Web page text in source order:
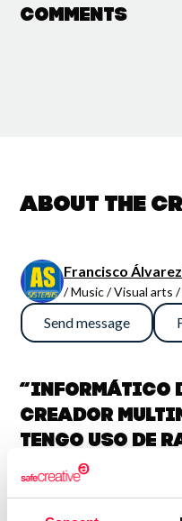
Comments
About the
Francisco
/ Music / Visual arts
Send message
“Informático
creador
tengo uso de
inquietudes
disciplinas